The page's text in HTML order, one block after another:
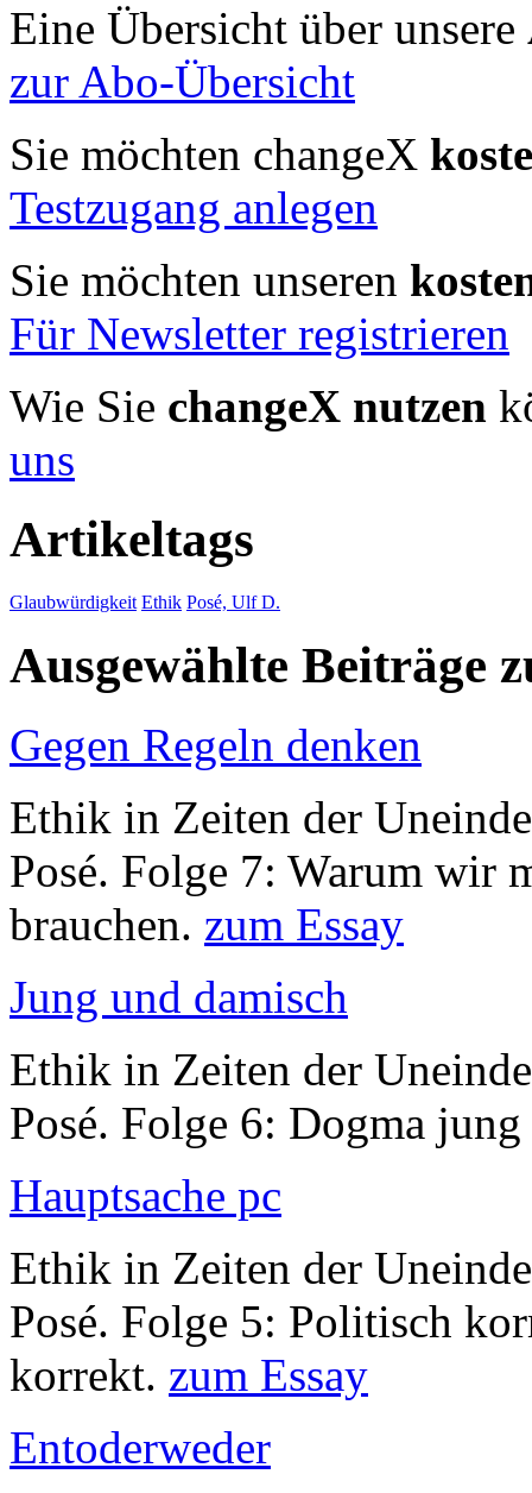
Eine Übersicht über unsere
zur Abo-Übersicht
Sie möchten changeX
Testzugang anlegen
Sie möchten unseren
Für Newsletter registrieren
Wie Sie changeX nutzen
uns
Artikeltags
Glaubwürdigkeit Ethik Posé, Ulf D.
Ausgewählte Beiträge
Gegen Regeln denken
Ethik in Zeiten der
Posé. Folge 7: Warum wir
brauchen. zum Essay
Jung und damisch
Ethik in Zeiten der
Posé. Folge 6: Dogma
Hauptsache pc
Ethik in Zeiten der
Posé. Folge 5: Politisch
korrekt. zum Essay
Entoderweder